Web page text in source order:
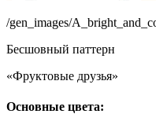
/gen_images/
Бесшовный паттерн
«Фруктовые друзья»
Основные цвета: